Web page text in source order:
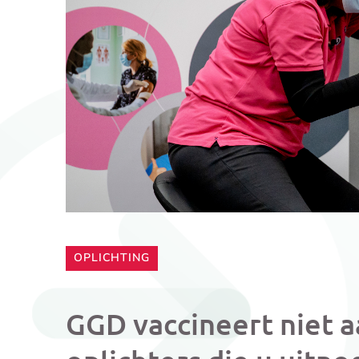
CATEGORIE:
OPLICHTING
GGD vaccineert niet